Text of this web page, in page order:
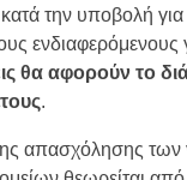
την υποβολή
ενδιαφερόμενους
θα αφορούν το
.
απασχόλησης